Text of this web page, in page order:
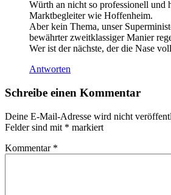
Würth an nicht so professionell und
Marktbegleiter wie Hoffenheim.
Aber kein Thema, unser
bewährter zweitklassiger Manier
Wer ist der nächste, der die Nase
Antworten
Schreibe einen Kommentar
Deine E-Mail-Adresse wird nicht
Felder sind mit * markiert
Kommentar *